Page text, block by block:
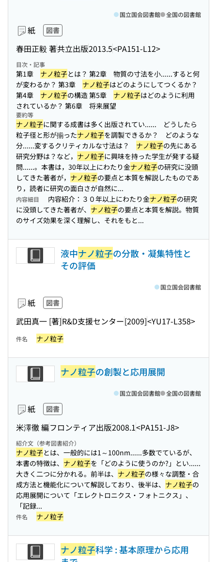
紙 図書
春田正毅 著共立出版2013.5<PA151-L12>
国立国会図書館 全国の図書館
目次・記事
第1章 ナノ粒子とは？ 第2章 物質の寸法を小......すると何
が変わるか？ 第3章 ナノ粒子はどのようにしてつくるか？
第4章 ナノ粒子の構造 第5章 ナノ粒子はどのように利用
されているか？ 第6章 将来展望
要約等
ナノ粒子に関する成書は多く出版されてい...... どうしたら
粒子径と形が揃ったナノ粒子を調製できるか？ どのような
分......変するクリティカルな寸法は？ ナノ粒子の先にある
研究分野は？など， ナノ粒子に興味を持った学生が発する疑
問......。本書は，30年以上にわたり金ナノ粒子の研究に没頭
してきた著者が， ナノ粒子の要点と本質を解説したものであ
り，読者に研究の面白さが自然に...
内容細目 内容紹介：３０年以上にわたり金ナノ粒子の研究
に没頭してきた著者が、 ナノ粒子の要点と本質を解説。物質
のサイズ効果を深く理解し、それをもと...
液中ナノ粒子の分散・凝集特性と
その評価
紙 図書
武田真一 [著]R&D支援センター[2009]<YU17-L358>
国立国会図書館
件名 ナノ粒子
ナノ粒子の創製と応用展開
紙 図書
米澤徹 編フロンティア出版2008.1<PA151-J8>
国立国会図書館 全国の図書館
紹介文（参考図書紹介）
ナノ粒子とは、一般的には1～100nm......多数でているが、
本書の特徴は、 ナノ粒子を「どのように使うのか?」とい......
大きく二つに分かれる。前半は、 ナノ粒子の様々な調整・合
成方法と機能化について解説しており、後半は、 ナノ粒子の
応用展開について「エレクトロニクス・フォトニクス」、
「記録...
件名 ナノ粒子
ナノ粒子科学 : 基本原理から応用